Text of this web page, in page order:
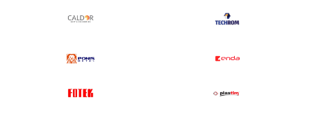
Rezistenta boiler
Rezistenta masina de spalat vase
Rezistenta cu electric gratar